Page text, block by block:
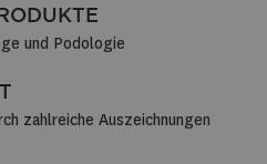
und Podologie
zahlreiche Auszeichnungen